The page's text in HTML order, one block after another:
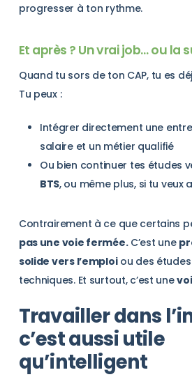
progresser à ton rythme.
Et après ? Un vrai job… ou la
Quand tu sors de ton CAP, tu es
Tu peux :
Intégrer directement une
salaire et un métier qualifié
Ou bien continuer tes études
BTS, ou même plus, si tu veux
Contrairement à ce que certains
pas une voie fermée.C’est une
solide vers l’emploiou des
techniques. Et surtout, c’est une
Travailler dans
c’est aussi utile
qu’intelligent